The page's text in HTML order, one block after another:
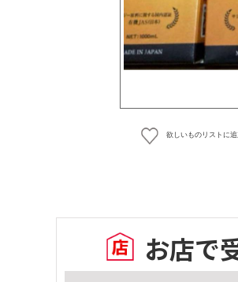
欲しいものリストに追
お店で